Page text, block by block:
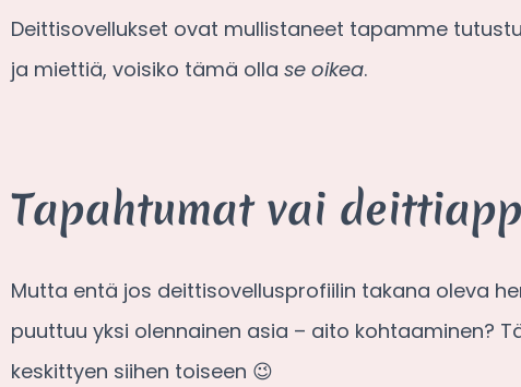
Deittisovellukset ovat mullistaneet tapamme
ja miettiä, voisiko tämä olla se oikea.
Tapahtumat vai
Mutta entä jos deittisovellusprofiilin takana oleva
puuttuu yksi olennainen asia – aito kohtaaminen?
keskittyen siihen toiseen 😉